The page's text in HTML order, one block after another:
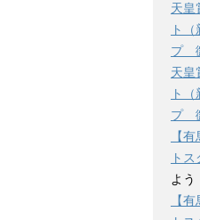
天皇
ト
プ
天皇
ト
プ
【
ト
よう
【